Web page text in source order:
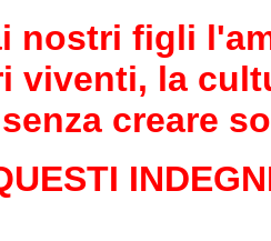
nostri figli
viventi, la
creare